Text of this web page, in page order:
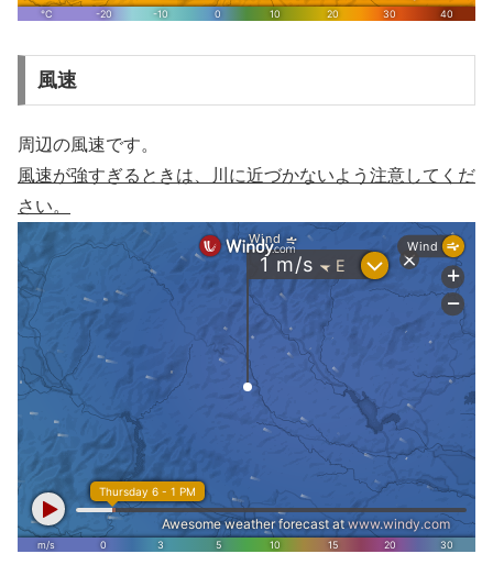
風速
周辺の風速です。
風速が強すぎるときは、川に近づかないよう注意してくだ
さい。